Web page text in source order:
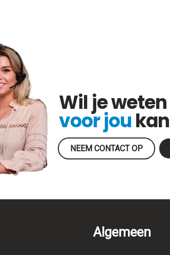
Wil je
voor jou
NEEM CONTACT OP
Algemeen